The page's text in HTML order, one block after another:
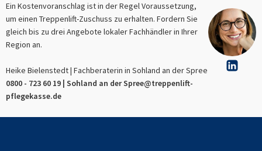
Ein Kostenvoranschlag ist in der Regel Voraussetzung,
um einen Treppenlift-Zuschuss zu erhalten. Fordern Sie
gleich bis zu drei Angebote lokaler Fachhändler in Ihrer
Region an.
Heike Bielenstedt | Fachberaterin in Sohland an der Spree
0800 - 723 60 19 | Sohland an der Spree@treppenlift-
pflegekasse.de